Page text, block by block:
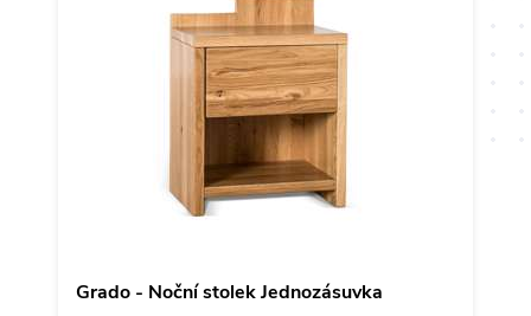
Grado - Noční stolek Jednozásuvka